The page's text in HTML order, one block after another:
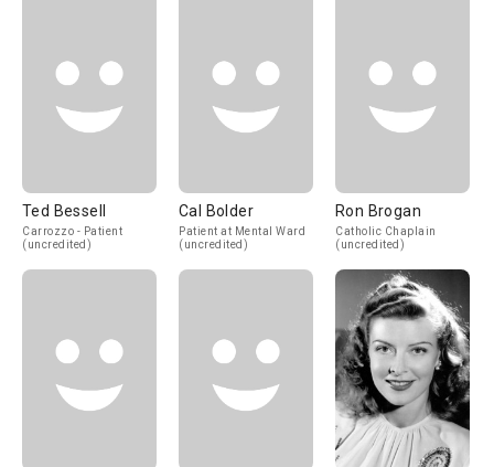
Ted Bessell
Carrozzo - Patient
(uncredited)
Cal Bolder
Patient at Mental Ward
(uncredited)
Ron Brogan
Catholic Chaplain
(uncredited)